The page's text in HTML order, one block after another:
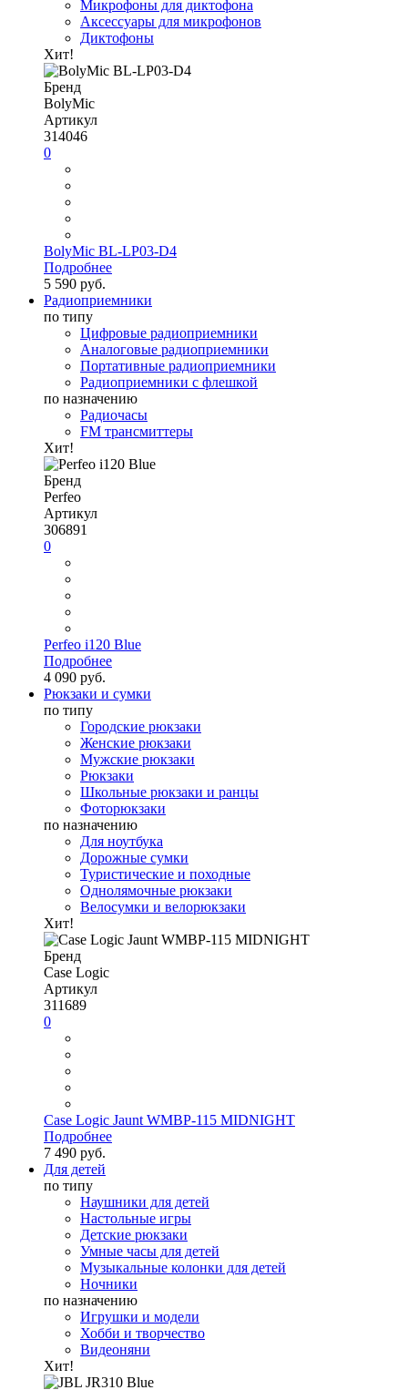
Микрофоны для диктофона
Аксессуары для микрофонов
Диктофоны
Хит!
Бренд
BolyMic
Артикул
314046
0
BolyMic BL-LP03-D4
Подробнее
5 590 руб.
Радиоприемники
по типу
Цифровые радиоприемники
Аналоговые радиоприемники
Портативные радиоприемники
Радиоприемники с флешкой
по назначению
Радиочасы
FM трансмиттеры
Хит!
Бренд
Perfeo
Артикул
306891
0
Perfeo i120 Blue
Подробнее
4 090 руб.
Рюкзаки и сумки
по типу
Городские рюкзаки
Женские рюкзаки
Мужские рюкзаки
Рюкзаки
Школьные рюкзаки и ранцы
Фоторюкзаки
по назначению
Для ноутбука
Дорожные сумки
Туристические и походные
Однолямочные рюкзаки
Велосумки и велорюкзаки
Хит!
Бренд
Case Logic
Артикул
311689
0
Case Logic Jaunt WMBP-115 MIDNIGHT
Подробнее
7 490 руб.
Для детей
по типу
Наушники для детей
Настольные игры
Детские рюкзаки
Умные часы для детей
Музыкальные колонки для детей
Ночники
по назначению
Игрушки и модели
Хобби и творчество
Видеоняни
Хит!